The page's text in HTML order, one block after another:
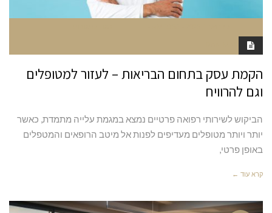
RAN MARGALIT
הקמת עסק בתחום הבריאות – לעזור למטופלים
וגם להרוויח
הביקוש לשירותי רפואה פרטיים נמצא במגמת עלייה מתמדת, כאשר
יותר ויותר מטופלים מעדיפים לפנות אל מיטב הרופאים והמטפלים
באופן פרטי,
קרא עוד ←